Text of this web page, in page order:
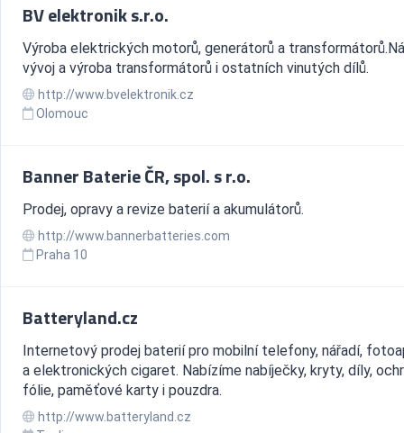
BV elektronik s.r.o.
Výroba elektrických motorů, generátorů a
vývoj a výroba transformátorů i ostatních vinutých dílů.
http://www.bvelektronik.cz
Olomouc
Banner Baterie ČR, spol. s r.o.
Prodej, opravy a revize baterií a akumulátorů.
http://www.bannerbatteries.com
Praha 10
Batteryland.cz
Internetový prodej baterií pro mobilní telefony, nářadí,
a elektronických cigaret. Nabízíme nabíječky, kryty, díly,
fólie, paměťové karty i pouzdra.
http://www.batteryland.cz